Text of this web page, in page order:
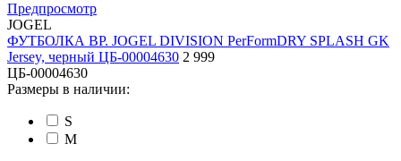
Предпросмотр
JOGEL
ФУТБОЛКА ВР. JOGEL DIVISION PerFormDRY SPLASH GK
Jersey, черный ЦБ-00004630 2 999
ЦБ-00004630
Размеры в наличии:
S
M